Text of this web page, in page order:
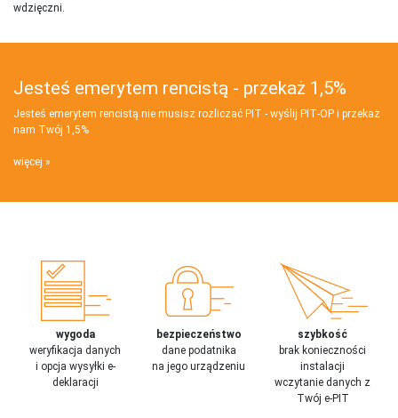
wdzięczni.
Jesteś emerytem rencistą - przekaż 1,5%
Jesteś emerytem rencistą nie musisz rozliczać PIT - wyślij PIT‑OP i przekaż
nam Twój 1,5%
więcej
wygoda
weryfikacja danych
i opcja wysyłki e-
deklaracji
bezpieczeństwo
dane podatnika
na jego urządzeniu
szybkość
brak konieczności
instalacji
wczytanie danych z
Twój e-PIT